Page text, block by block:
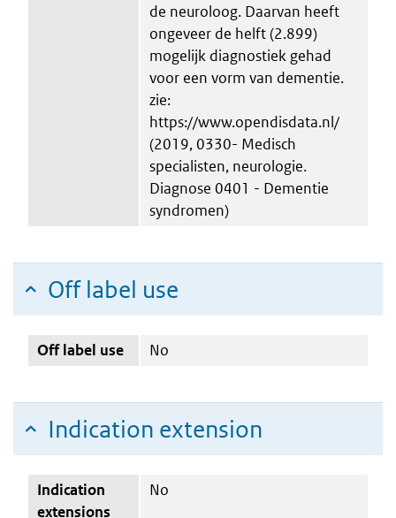
de neuroloog. Daarvan heeft
ongeveer de helft (2.899)
mogelijk diagnostiek gehad
voor een vorm van dementie.
zie:
https://www.opendisdata.nl/
(2019, 0330- Medisch
specialisten, neurologie.
Diagnose 0401 - Dementie
syndromen)
Off label use
Off label use No
Indication extension
Indication
extensions
No